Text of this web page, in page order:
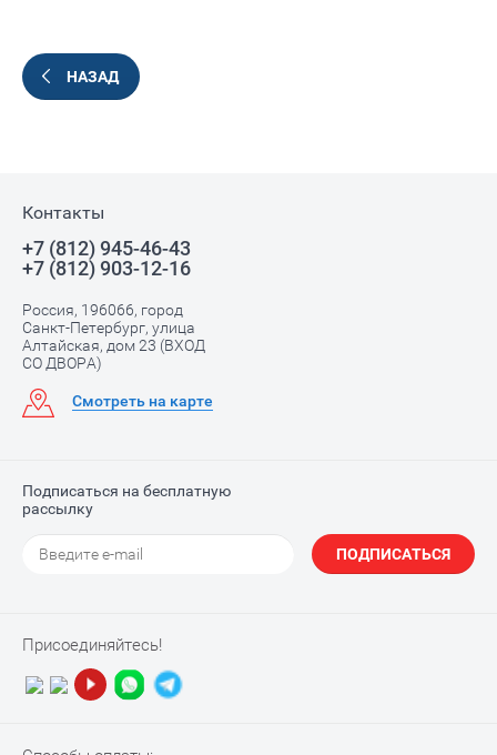
НАЗАД
Контакты
+7 (812) 945-46-43
+7 (812) 903-12-16
Россия, 196066, город
Санкт-Петербург, улица
Алтайская, дом 23 (ВХОД
СО ДВОРА)
Смотреть на карте
Подписаться на бесплатную
рассылку
ПОДПИСАТЬСЯ
Присоединяйтесь!